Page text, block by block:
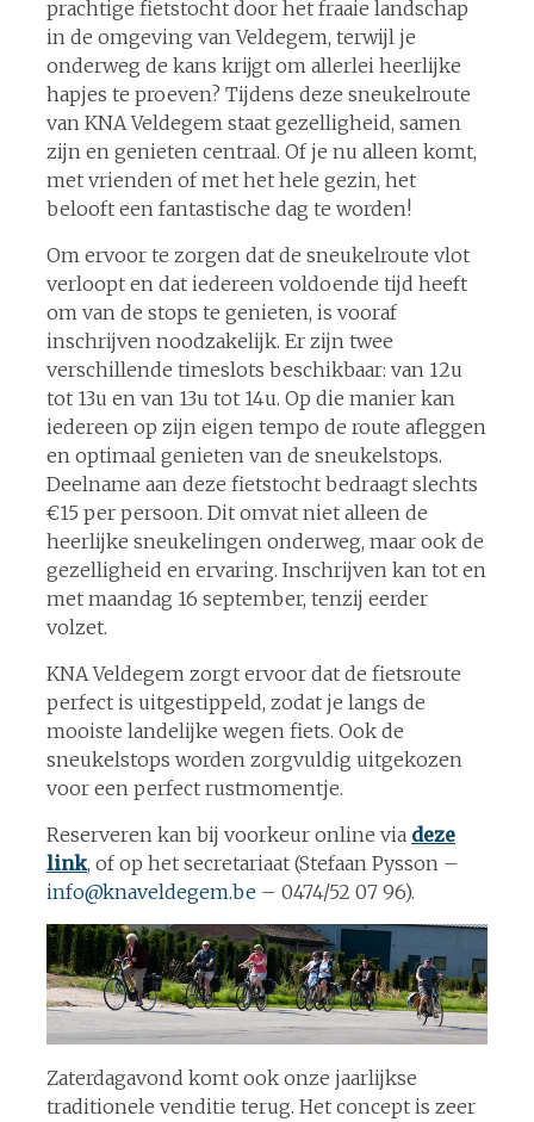
prachtige fietstocht door het fraaie landschap
in de omgeving van Veldegem, terwijl je
onderweg de kans krijgt om allerlei heerlijke
hapjes te proeven? Tijdens deze sneukelroute
van KNA Veldegem staat gezelligheid, samen
zijn en genieten centraal. Of je nu alleen komt,
met vrienden of met het hele gezin, het
belooft een fantastische dag te worden!
Om ervoor te zorgen dat de sneukelroute vlot
verloopt en dat iedereen voldoende tijd heeft
om van de stops te genieten, is vooraf
inschrijven noodzakelijk. Er zijn twee
verschillende timeslots beschikbaar: van 12u
tot 13u en van 13u tot 14u. Op die manier kan
iedereen op zijn eigen tempo de route afleggen
en optimaal genieten van de sneukelstops.
Deelname aan deze fietstocht bedraagt slechts
€15 per persoon. Dit omvat niet alleen de
heerlijke sneukelingen onderweg, maar ook de
gezelligheid en ervaring. Inschrijven kan tot en
met maandag 16 september, tenzij eerder
volzet.
KNA Veldegem zorgt ervoor dat de fietsroute
perfect is uitgestippeld, zodat je langs de
mooiste landelijke wegen fiets. Ook de
sneukelstops worden zorgvuldig uitgekozen
voor een perfect rustmomentje.
Reserveren kan bij voorkeur online via deze
link, of op het secretariaat (Stefaan Pysson –
info@knaveldegem.be – 0474/52 07 96).
Zaterdagavond komt ook onze jaarlijkse
traditionele venditie terug. Het concept is zeer